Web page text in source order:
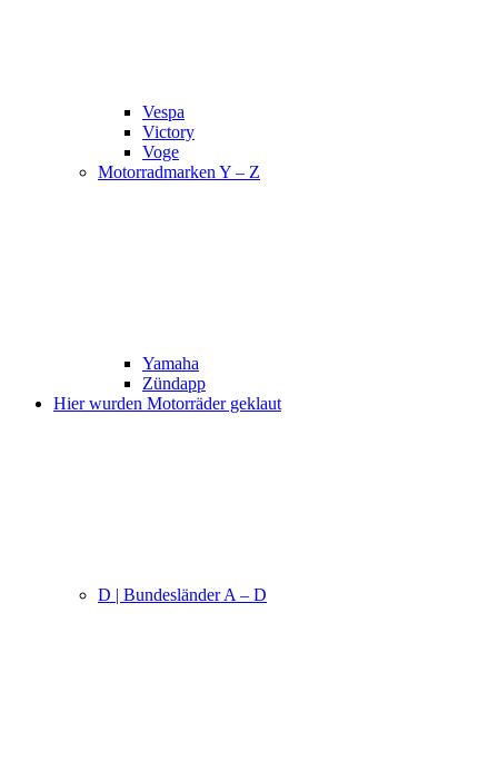
Vespa
Victory
Voge
Motorradmarken Y – Z
Yamaha
Zündapp
Hier wurden Motorräder geklaut
D | Bundesländer A – D